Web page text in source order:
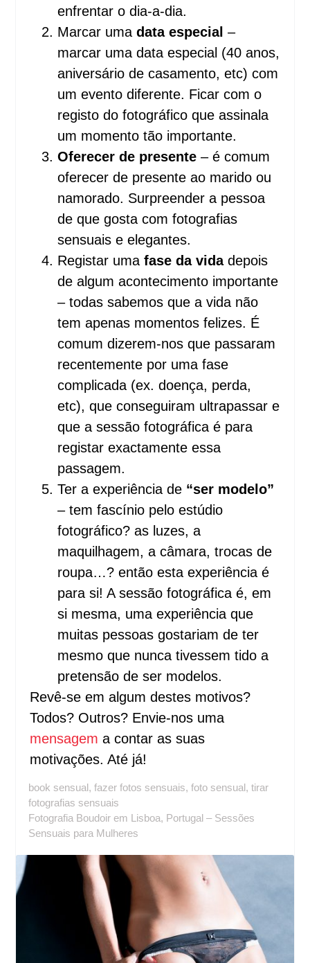
enfrentar o dia-a-dia.
Marcar umadata especial –
marcar uma data especial (40 anos,
aniversário de casamento, etc) com
um evento diferente. Ficar com o
registo do fotográfico que assinala
um momento tão importante.
Oferecer de presente – é comum
oferecer de presente ao marido ou
namorado. Surpreender a pessoa
de que gosta com fotografias
sensuais e elegantes.
Registar umafase da vidadepois
de algum acontecimento importante
– todas sabemos que a vida não
tem apenas momentos felizes. É
comum dizerem-nos que passaram
recentemente por uma fase
complicada (ex. doença, perda,
etc), que conseguiram ultrapassar e
que a sessão fotográfica é para
registar exactamente essa
passagem.
Ter a experiência de “ser modelo”
– tem fascínio pelo estúdio
fotográfico? as luzes, a
maquilhagem, a câmara, trocas de
roupa…? então esta experiência é
para si! A sessão fotográfica é, em
si mesma, uma experiência que
muitas pessoas gostariam de ter
mesmo que nunca tivessem tido a
pretensão de ser modelos.
Revê-se em algum destes motivos?
Todos? Outros? Envie-nos uma
mensagem a contar as suas
motivações. Até já!
book sensual,fazer fotos sensuais,foto sensual,tirar
fotografias sensuais
Fotografia Boudoir em Lisboa, Portugal – Sessões
Sensuais para Mulheres